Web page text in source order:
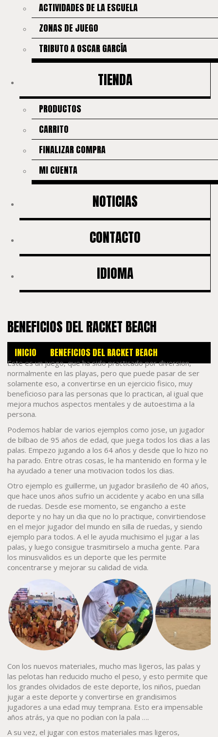
ACTIVIDADES DE LA ESCUELA
ZONAS DE JUEGO
TRIBUTO A OSCAR GARCÍA
TIENDA
PRODUCTOS
CARRITO
FINALIZAR COMPRA
MI CUENTA
NOTICIAS
CONTACTO
IDIOMA
BENEFICIOS DEL RACKET BEACH
INICIO BENEFICIOS DEL RACKET BEACH
Este es un juego, que ha sido practicado por diversion,
normalmente en las playas, pero que puede pasar de ser
solamente eso, a convertirse en un ejercicio fisico, muy
beneficioso para las personas que lo practican, al igual que
mejora muchos aspectos mentales y de autoestima a la
persona.
Podemos hablar de varios ejemplos como jose, un jugador
de bilbao de 95 años de edad, que juega todos los dias a las
palas. Empezo jugando a los 64 años y desde que lo hizo no
ha parado. Entre otras cosas, le ha mantenido en forma y le
ha ayudado a tener una motivacion todos los dias.
Otro ejemplo es guillerme, un jugador brasileño de 40 años,
que hace unos años sufrio un accidente y acabo en una silla
de ruedas. Desde ese momento, se engancho a este
deporte y no hay un dia que no lo practique, convirtiendose
en el mejor jugador del mundo en silla de ruedas, y siendo
ejemplo para todos. A el le ayuda muchisimo el jugar a las
palas, y luego consigue trasmitirselo a mucha gente. Para
los minusvalidos es un deporte que les permite
concentrarse y mejorar su calidad de vida.
Con los nuevos materiales, mucho mas ligeros, las palas y
las pelotas han reducido mucho el peso, y esto permite que
los grandes olvidados de este deporte, los niños, puedan
jugar a este deporte y convertirse en grandisimos
jugadores a una edad muy temprana. Esto era impensable
años atrás, ya que no podian con la pala ….
A su vez, el jugar con estos materiales mas ligeros,